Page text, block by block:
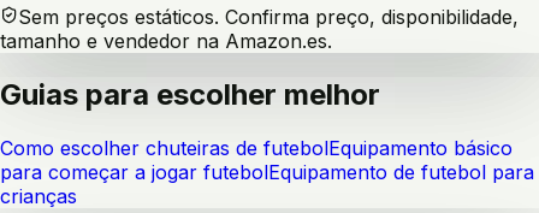
Sem preços estáticos. Confirma preço, disponibilidade,
tamanho e vendedor na Amazon.es.
Guias para escolher melhor
Como escolher chuteiras de futebolEquipamento básico
para começar a jogar futebolEquipamento de futebol para
crianças